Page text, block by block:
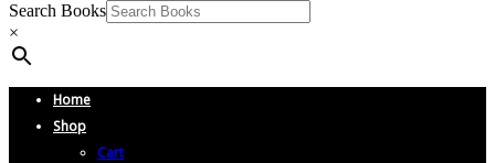
Search Books
×
Home
Shop
Cart